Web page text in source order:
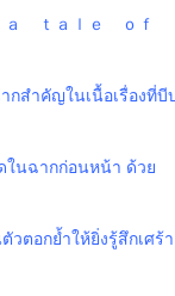
ａ ｔａｌｅ ｏｆ
สำคัญในเนื้อเรื่องที่บี
ในฉากก่อนหน้า ด้วย
ตอกย้ำให้ยิ่งรู้สึกเศร้า